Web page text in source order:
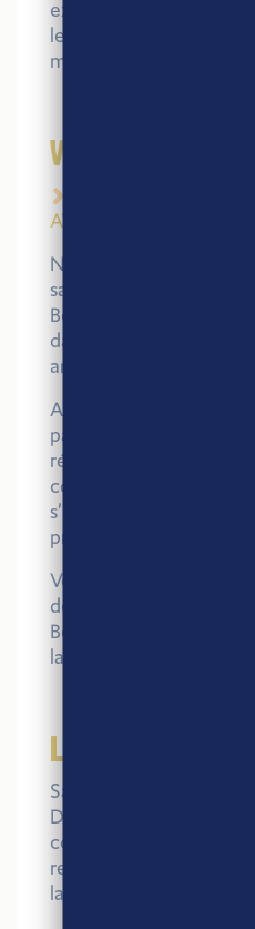
exploitations agricoles
les actes d’achat
modèle agricole plus
VENDREDI 27
AVEC LA BOULANGÈRE
Nous avons le plaisir de
savourer un moment
Boulangère, partenaire
dans le label Agri-
ans.
Au menu : brioches
pains au lait, baguettes
régaler vos papilles
comment le commerce
s’invite au quotidien
producteurs locaux.
Vous pourrez
des paniers garnis et
Boulangère en jouant à
la chance digitale.
LE GRAND QUIZ
Sans oublier notre
Durant tout le salon,
connaissances sur
remporter un panier
labellisés Agri-Éthique 😋